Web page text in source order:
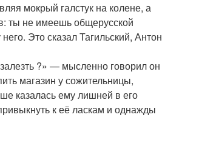
мокрый галстук на колене, а
ты не имеешь общерусской
Это сказал Тагильский, Антон
?» — мысленно говорил он
магазин у сожительницы,
казалась ему лишней в его
к её ласкам и однажды